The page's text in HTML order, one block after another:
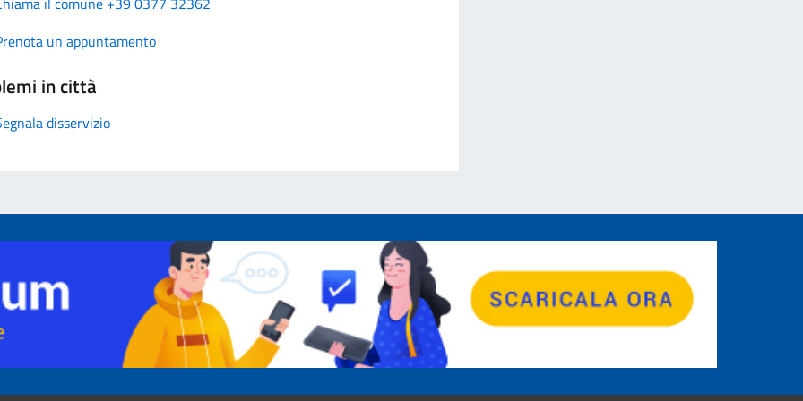
un appuntamento
in città
disservizio